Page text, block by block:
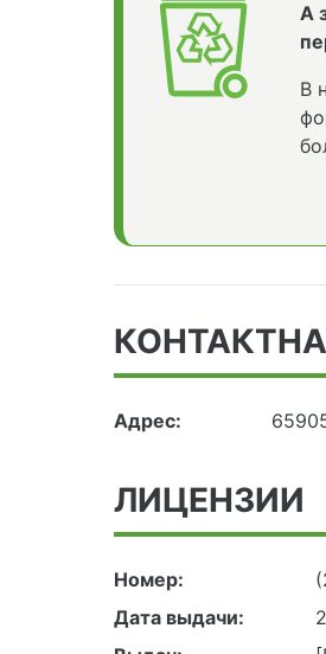
А
В
Адрес:
ЛИЦЕНЗИИ
Номер:
Дата выдачи: